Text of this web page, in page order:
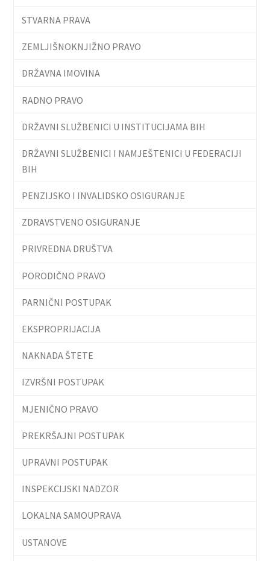
STVARNA PRAVA
ZEMLJIŠNOKNJIŽNO PRAVO
DRŽAVNA IMOVINA
RADNO PRAVO
DRŽAVNI SLUŽBENICI U INSTITUCIJAMA BIH
DRŽAVNI SLUŽBENICI I NAMJEŠTENICI U FEDERACIJI
BIH
PENZIJSKO I INVALIDSKO OSIGURANJE
ZDRAVSTVENO OSIGURANJE
PRIVREDNA DRUŠTVA
PORODIČNO PRAVO
PARNIČNI POSTUPAK
EKSPROPRIJACIJA
NAKNADA ŠTETE
IZVRŠNI POSTUPAK
MJENIČNO PRAVO
PREKRŠAJNI POSTUPAK
UPRAVNI POSTUPAK
INSPEKCIJSKI NADZOR
LOKALNA SAMOUPRAVA
USTANOVE